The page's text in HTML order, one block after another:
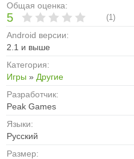
Общая оценка:
5 (1)
Android версии:
2.1 и выше
Категория:
Игры » Другие
Разработчик:
Peak Games
Языки:
Русский
Размер: